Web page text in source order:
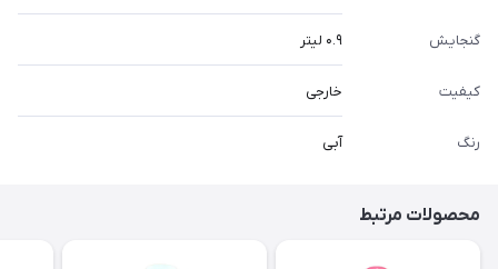
گنجایش ۰.۹ لیتر
کیفیت خارجی
رنگ آبی
محصولات مرتبط